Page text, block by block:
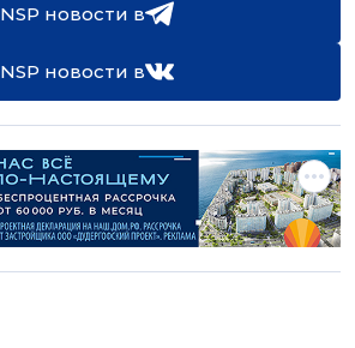
NSP новости в
NSP новости в